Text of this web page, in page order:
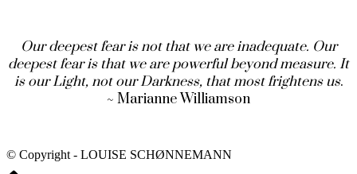
Our deepest fear is not that we are inadequate. Our
deepest fear is that we are powerful beyond measure. It
is our Light, not our Darkness, that most frightens us.
~ Marianne Williamson
© Copyright - LOUISE SCHØNNEMANN